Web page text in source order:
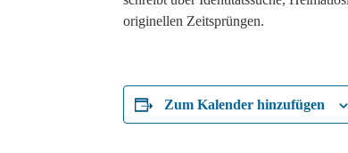
originellen Zeitsprüngen.
Zum Kalender hinzufügen